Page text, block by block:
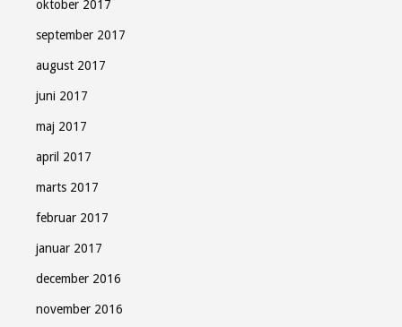
oktober 2017
september 2017
august 2017
juni 2017
maj 2017
april 2017
marts 2017
februar 2017
januar 2017
december 2016
november 2016